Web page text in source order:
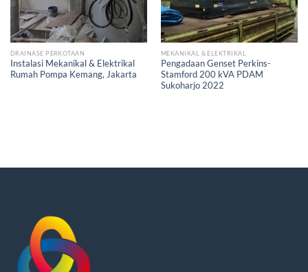
DRAINASE PERKOTAAN
Instalasi Mekanikal & Elektrikal
Rumah Pompa Kemang, Jakarta
MEKANIKAL & ELEKTRIKAL
Pengadaan Genset Perkins-
Stamford 200 kVA PDAM
Sukoharjo 2022